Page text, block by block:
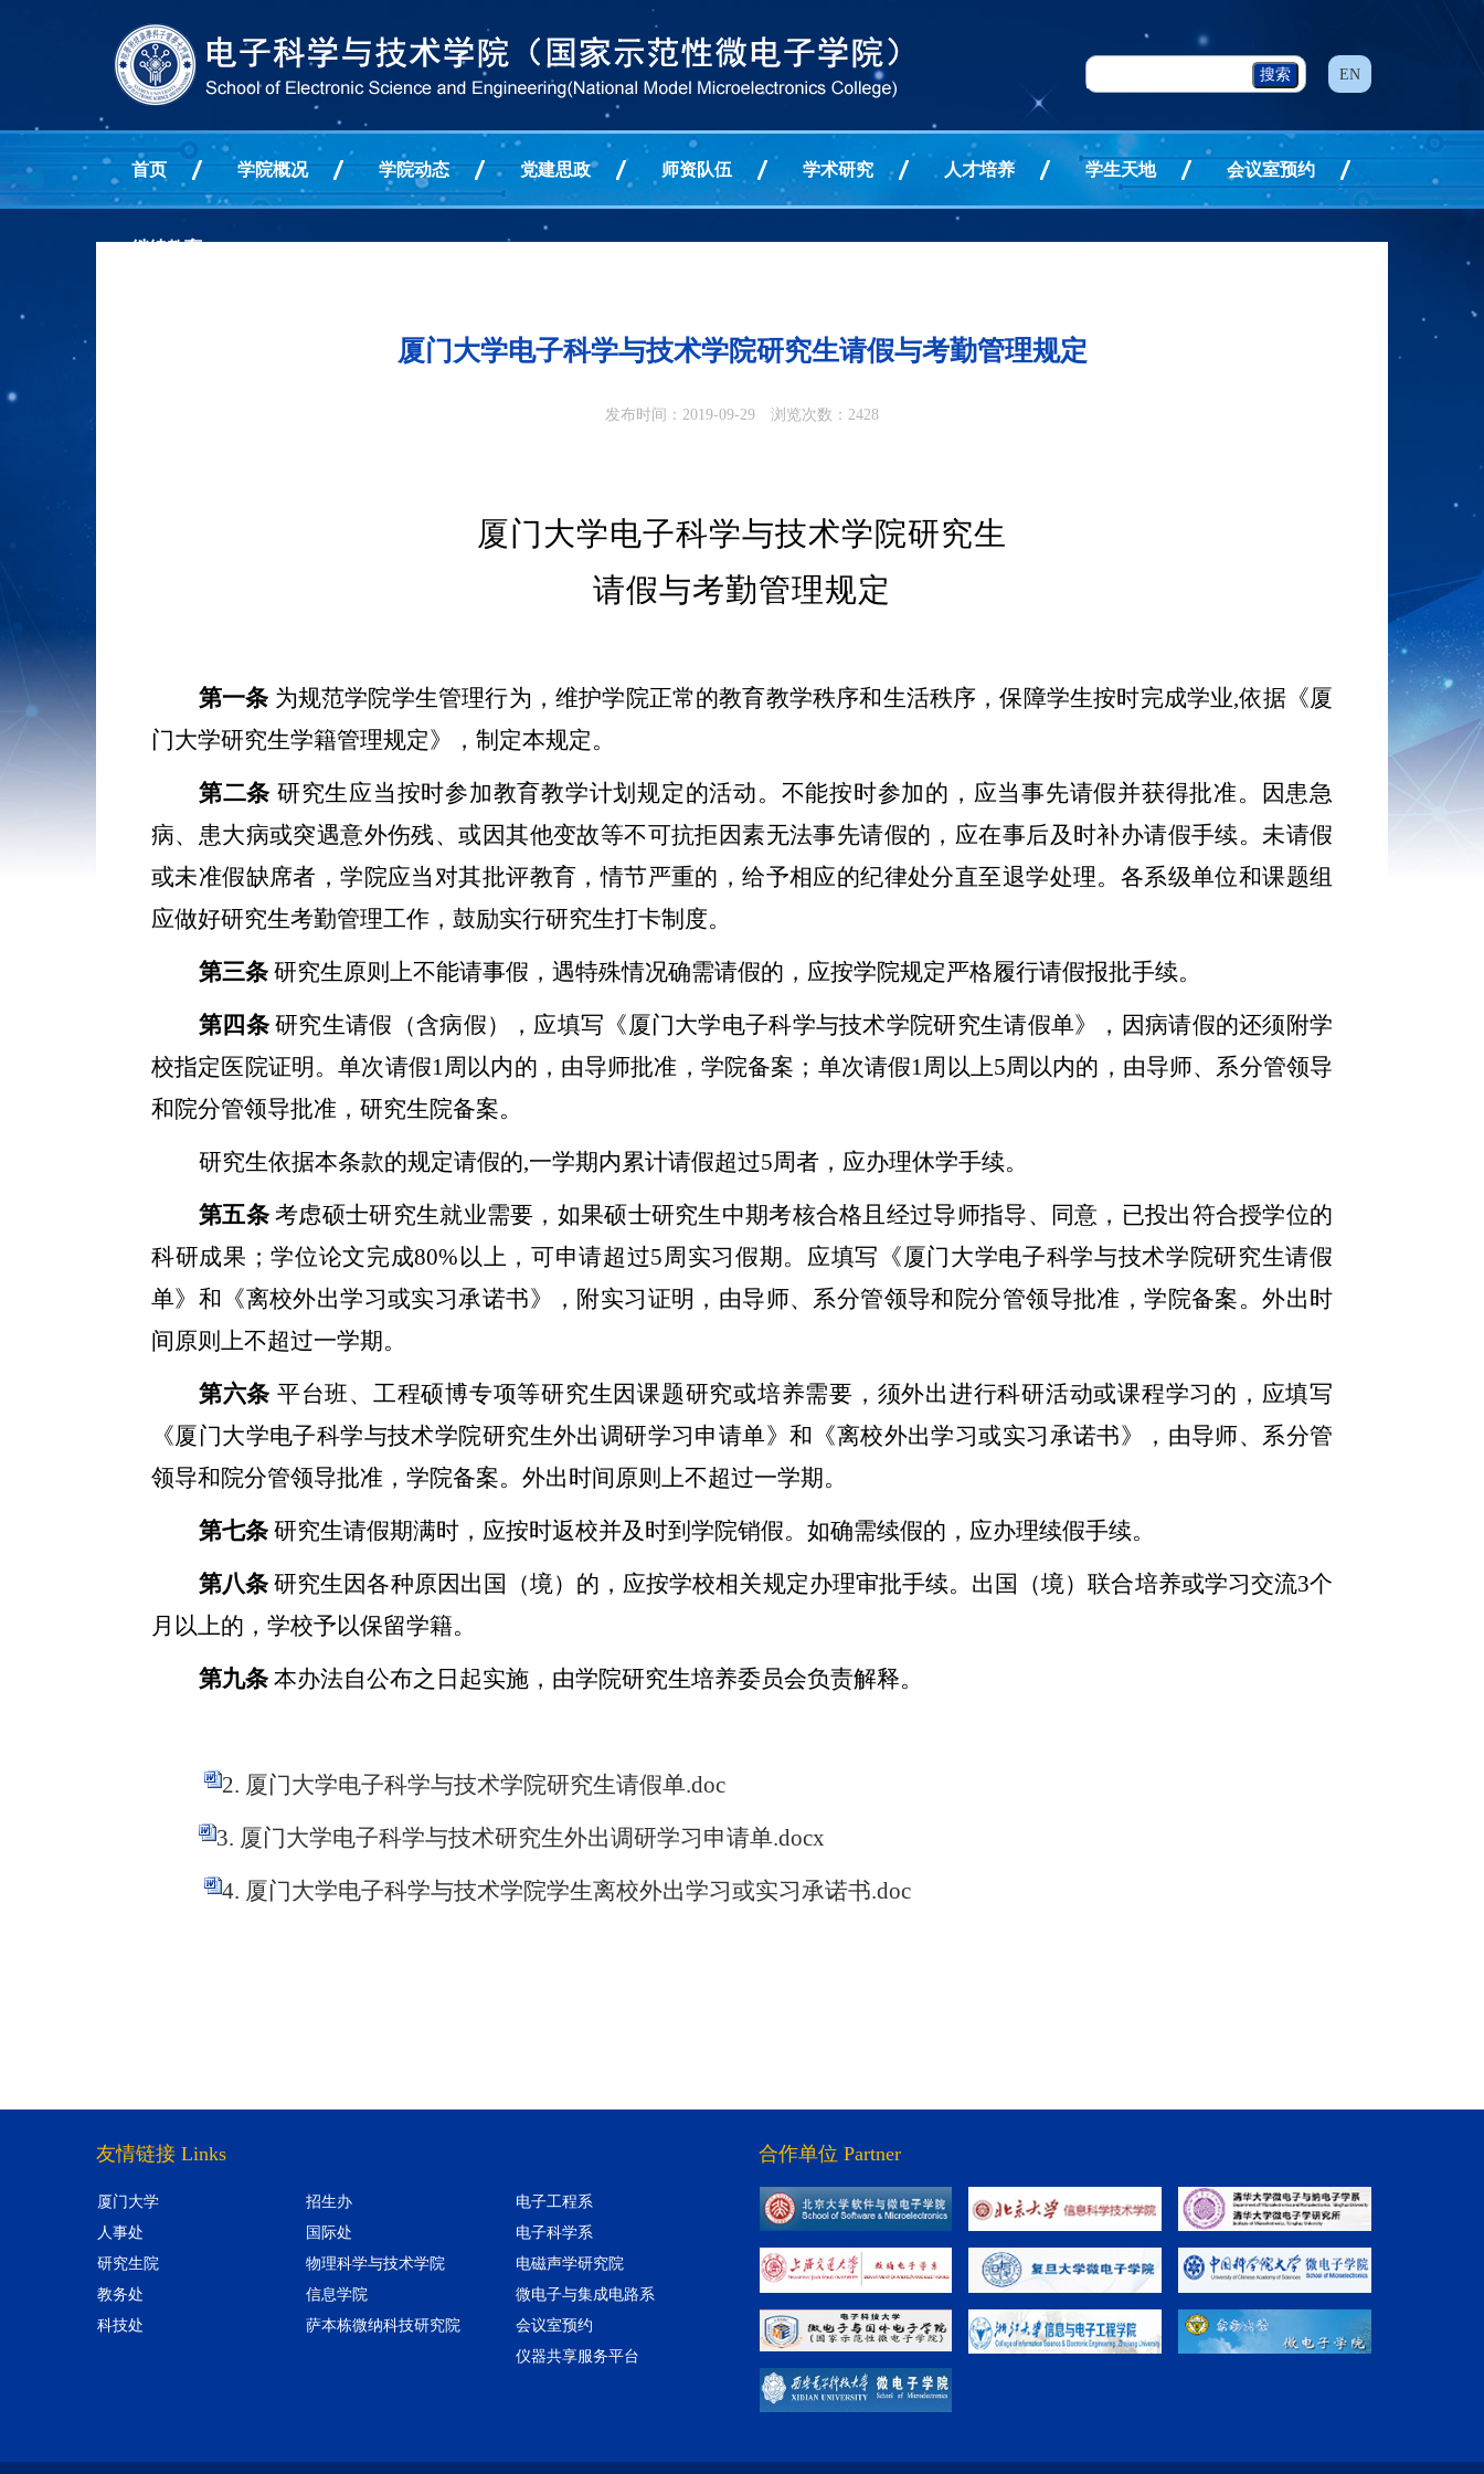
EN
首页 学院概况 学院动态 党建思政 师资队伍 学术研究 人才培养 学生天地 会议室预约
继续教育
厦门大学电子科学与技术学院研究生请假与考勤管理规定
发布时间：2019-09-29 浏览次数： 2428
厦门大学电子科学与技术学院研究生
请假与考勤管理规定
第一条 为规范学院学生管理行为，维护学院正常的教育教学秩序和生活秩序，保障学生按时完成学业,依据《厦
门大学研究生学籍管理规定》，制定本规定。
第二条 研究生应当按时参加教育教学计划规定的活动。不能按时参加的，应当事先请假并获得批准。因患急
病、患大病或突遇意外伤残、或因其他变故等不可抗拒因素无法事先请假的，应在事后及时补办请假手续。未请假
或未准假缺席者，学院应当对其批评教育，情节严重的，给予相应的纪律处分直至退学处理。各系级单位和课题组
应做好研究生考勤管理工作，鼓励实行研究生打卡制度。
第三条 研究生原则上不能请事假，遇特殊情况确需请假的，应按学院规定严格履行请假报批手续。
第四条 研究生请假（含病假），应填写《厦门大学电子科学与技术学院研究生请假单》，因病请假的还须附学
校指定医院证明。单次请假1周以内的，由导师批准，学院备案；单次请假1周以上5周以内的，由导师、系分管领导
和院分管领导批准，研究生院备案。
研究生依据本条款的规定请假的,一学期内累计请假超过5周者，应办理休学手续。
第五条 考虑硕士研究生就业需要，如果硕士研究生中期考核合格且经过导师指导、同意，已投出符合授学位的
科研成果；学位论文完成80% 以上，可申请超过5周实习假期。应填写《厦门大学电子科学与技术学院研究生请假
单》和《离校外出学习或实习承诺书》，附实习证明，由导师、系分管领导和院分管领导批准，学院备案。外出时
间原则上不超过一学期。
第六条 平台班、工程硕博专项等研究生因课题研究或培养需要，须外出进行科研活动或课程学习的，应填写
《厦门大学电子科学与技术学院研究生外出调研学习申请单》和《离校外出学习或实习承诺书》，由导师、系分管
领导和院分管领导批准，学院备案。外出时间原则上不超过一学期。
第七条 研究生请假期满时，应按时返校并及时到学院销假。如确需续假的，应办理续假手续。
第八条 研究生因各种原因出国（境）的，应按学校相关规定办理审批手续。出国（境）联合培养或学习交流3个
月以上的，学校予以保留学籍。
第九条 本办法自公布之日起实施，由学院研究生培养委员会负责解释。
2. 厦门大学电子科学与技术学院研究生请假单.doc
3. 厦门大学电子科学与技术研究生外出调研学习申请单.docx
4. 厦门大学电子科学与技术学院学生离校外出学习或实习承诺书.doc
友情链接 Links
电子工程系
招生办
厦门大学
电子科学系
国际处
人事处
电磁声学研究院
物理科学与技术学院
研究生院
微电子与集成电路系
信息学院
教务处
会议室预约
萨本栋微纳科技研究院
科技处
仪器共享服务平台
合作单位 Partner